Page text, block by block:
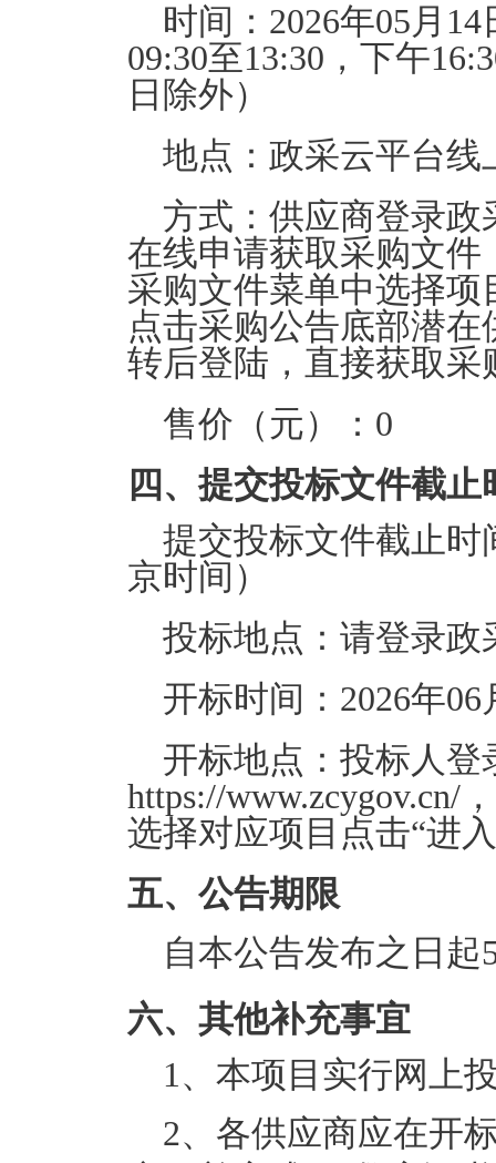
时间： 2026年05月14
09:30至13:30 ，下午
日除外）
地点： 政采云平台线
方式： 供应商登录政
在线申请获取采购文件
采购文件菜单中选择
点击采购公告底部潜
转后登陆，直接获取采
售价（元）： 0
四、提交投标文件截
提交投标文件截止时
京时间）
投标地点： 请登录政
开标时间： 2026年06
开标地点：投标人登
https://www.zcygov.cn/
选择对应项目点击“进
五、公告期限
自本公告发布之日起
六、其他补充事宜
1、本项目实行网上
2、各供应商应在开